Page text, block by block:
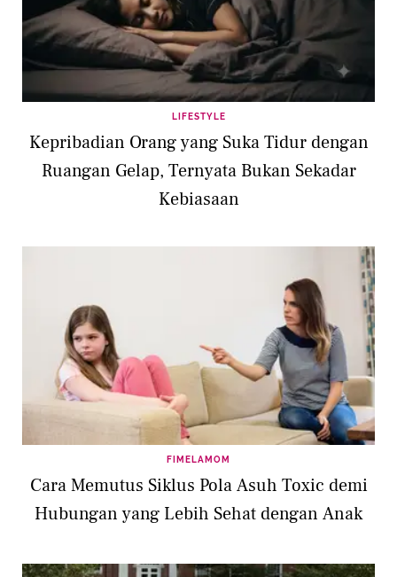
LIFESTYLE
Kepribadian Orang yang Suka Tidur dengan
Ruangan Gelap, Ternyata Bukan Sekadar
Kebiasaan
FIMELAMOM
Cara Memutus Siklus Pola Asuh Toxic demi
Hubungan yang Lebih Sehat dengan Anak